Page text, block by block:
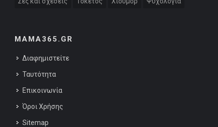
MAMA365.GR
Διαφημιστείτε
Ταυτότητα
Επικοινωνία
Όροι Χρήσης
Sitemap